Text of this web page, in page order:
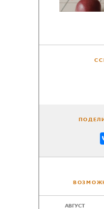
АВГУСТ